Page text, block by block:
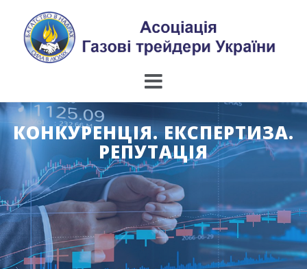
content
КОНКУРЕНЦІЯ. ЕКСПЕРТИЗА.
РЕПУТАЦІЯ